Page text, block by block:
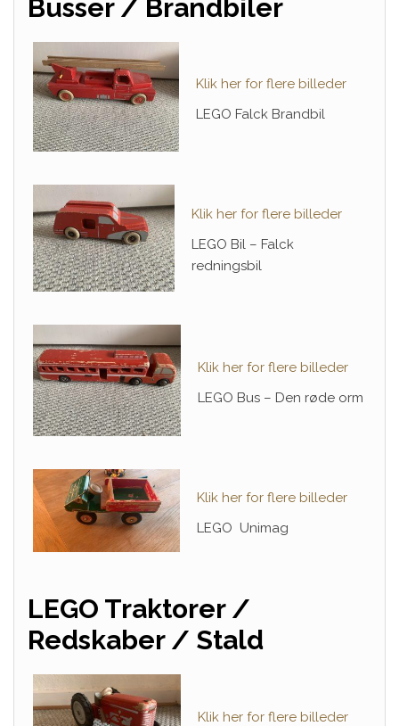
Busser / Brandbiler
Klik her for flere billeder
LEGO Falck Brandbil
Klik her for flere billeder
LEGO Bil – Falck
redningsbil
Klik her for flere billeder
LEGO Bus – Den røde orm
Klik her for flere billeder
LEGO Unimag
LEGO Traktorer /
Redskaber / Stald
Klik her for flere billeder